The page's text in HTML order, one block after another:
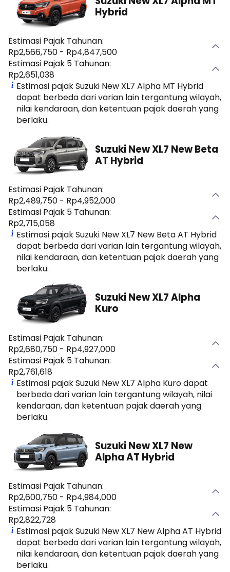
Hybrid
Estimasi Pajak Tahunan:
Rp2,566,750 - Rp4,847,500
Estimasi Pajak 5 Tahunan:
Rp2,651,038
Estimasi pajak Suzuki New XL7 Alpha MT Hybrid
dapat berbeda dari varian lain tergantung wilayah,
nilai kendaraan, dan ketentuan pajak daerah yang
berlaku.
Suzuki New XL7 New Beta
AT Hybrid
Estimasi Pajak Tahunan:
Rp2,489,750 - Rp4,952,000
Estimasi Pajak 5 Tahunan:
Rp2,715,058
Estimasi pajak Suzuki New XL7 New Beta AT Hybrid
dapat berbeda dari varian lain tergantung wilayah,
nilai kendaraan, dan ketentuan pajak daerah yang
berlaku.
Suzuki New XL7 Alpha
Kuro
Estimasi Pajak Tahunan:
Rp2,680,750 - Rp4,927,000
Estimasi Pajak 5 Tahunan:
Rp2,761,618
Estimasi pajak Suzuki New XL7 Alpha Kuro dapat
berbeda dari varian lain tergantung wilayah, nilai
kendaraan, dan ketentuan pajak daerah yang
berlaku.
Suzuki New XL7 New
Alpha AT Hybrid
Estimasi Pajak Tahunan:
Rp2,600,750 - Rp4,984,000
Estimasi Pajak 5 Tahunan:
Rp2,822,728
Estimasi pajak Suzuki New XL7 New Alpha AT Hybrid
dapat berbeda dari varian lain tergantung wilayah,
nilai kendaraan, dan ketentuan pajak daerah yang
berlaku.